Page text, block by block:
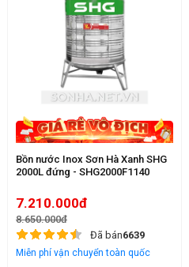
Bồn nước Inox Sơn Hà Xanh SHG
2000L đứng - SHG2000F1140
7.210.000đ
8.650.000đ
Đã bán6639
Miễn phí vận chuyển toàn quốc